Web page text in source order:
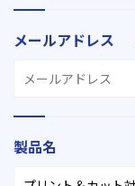
メールアドレス
製品名